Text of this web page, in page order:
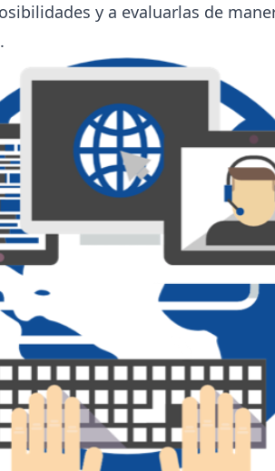
y a evaluarlas de